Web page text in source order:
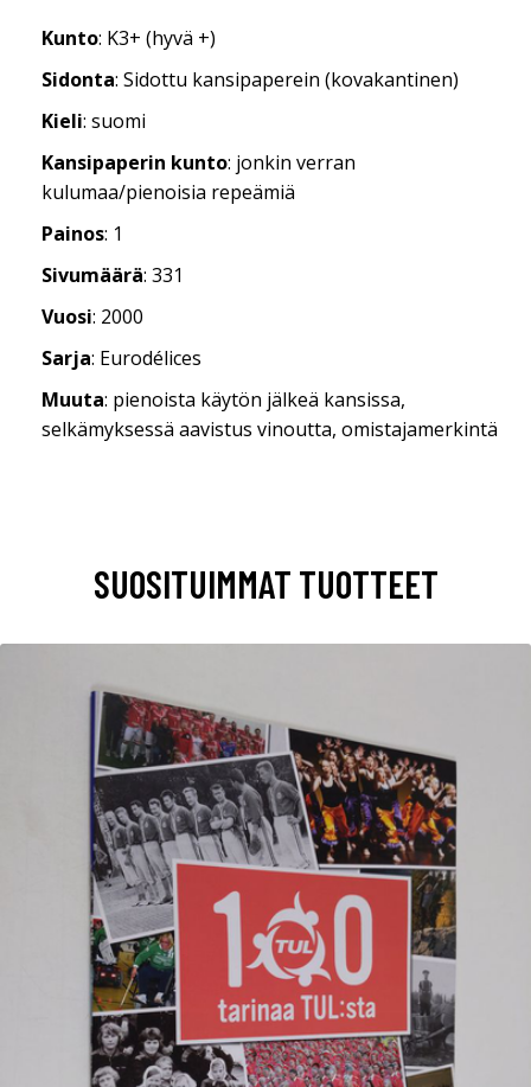
Kunto: K3+ (hyvä +)
Sidonta: Sidottu kansipaperein (kovakantinen)
Kieli: suomi
Kansipaperin kunto: jonkin verran
kulumaa/pienoisia repeämiä
Painos: 1
Sivumäärä: 331
Vuosi: 2000
Sarja: Eurodélices
Muuta: pienoista käytön jälkeä kansissa,
selkämyksessä aavistus vinoutta, omistajamerkintä
SUOSITUIMMAT TUOTTEET